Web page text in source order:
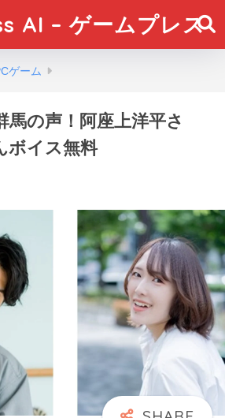
AI – ゲームプレス
ゲーム
馬の声！阿座上洋平さ
ボイス無料